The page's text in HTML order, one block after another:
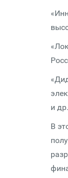
и др.
В